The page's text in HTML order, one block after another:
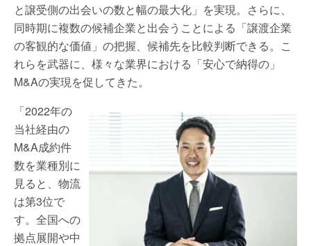
と譲受側の出会いの数と幅の最大化」を実現。さらに、
同時期に複数の候補企業と出会うことによる「譲渡企業
の客観的な価値」の把握、候補先を比較判断できる。こ
れらを武器に、様々な業界における「安心で納得の」
M&Aの実現を促してきた。
「2022年の
当社経由の
M&A成約件
数を業種別に
見ると、物流
は第3位で
す。全国への
拠点展開や中